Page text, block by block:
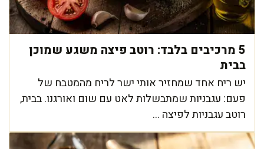
5 מרכיבים בלבד: רוטב פיצה משגע שמוכן
בבית
יש ריח אחד שמחזיר אותי ישר לריח מהמטבח של
פעם: עגבניות שמתבשלות לאט עם שום ואורגנו. בבית,
רוטב עגבניות לפיצה ...